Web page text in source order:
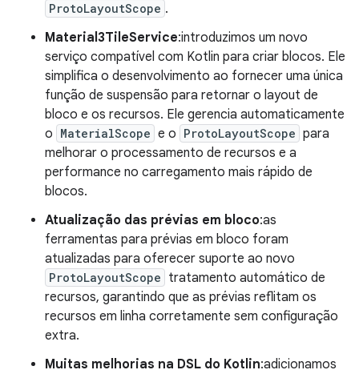
ProtoLayoutScope .
Material3TileService:introduzimos um novo
serviço compatível com Kotlin para criar blocos. Ele
simplifica o desenvolvimento ao fornecer uma única
função de suspensão para retornar o layout de
bloco e os recursos. Ele gerencia automaticamente
o MaterialScope e o ProtoLayoutScope para
melhorar o processamento de recursos e a
performance no carregamento mais rápido de
blocos.
Atualização das prévias em bloco:as
ferramentas para prévias em bloco foram
atualizadas para oferecer suporte ao novo
ProtoLayoutScope tratamento automático de
recursos, garantindo que as prévias reflitam os
recursos em linha corretamente sem configuração
extra.
Muitas melhorias na DSL do Kotlin:adicionamos